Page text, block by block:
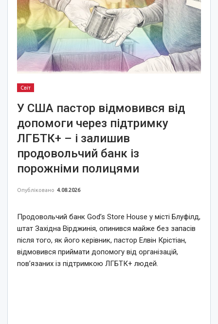
Світ
У США пастор відмовився від
допомоги через підтримку
ЛГБТК+ – і залишив
продовольчий банк із
порожніми полицями
Опубліковано 4.08.2026
Продовольчий банк God’s Store House у місті Блуфілд,
штат Західна Вірджинія, опинився майже без запасів
після того, як його керівник, пастор Елвін Крістіан,
відмовився приймати допомогу від організацій,
пов’язаних із підтримкою ЛГБТК+ людей.